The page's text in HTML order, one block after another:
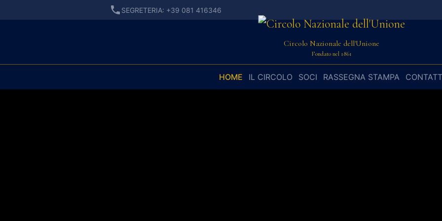
Circolo Nazionale dell'Unione
Fondato nel 1861
HOME IL CIRCOLO SOCI RASSEGNA STAMPA
SEGRETERIA: +39 081 416346